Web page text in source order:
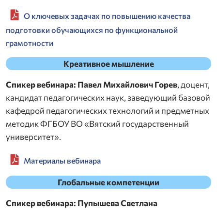
О ключевых задачах по повышению качества
подготовки обучающихся по функциональной
грамотности
Креативное мышление
Спикер вебинара: Павел Михайлович Горев, доцент,
кандидат педагогических наук, заведующий базовой
кафедрой педагогических технологий и предметных
методик ФГБОУ ВО «Вятский государственный
университет».
Материалы вебинара
Глобальные компетенции
Спикер вебинара: Пупышева Светлана